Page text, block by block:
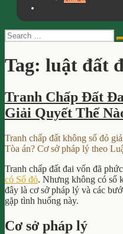
Search
for:
Tag: luật đất
Tranh Chấp Đất
Giải Quyết Thế
Tranh chấp đất không sổ đỏ
Tòa án? Cơ sở pháp lý theo
Tranh chấp đất đai vốn đã
có Sổ đỏ. Nhưng không có sổ
đây là cơ sở pháp lý và các
gặp tình huống này.
Cơ sở pháp lý